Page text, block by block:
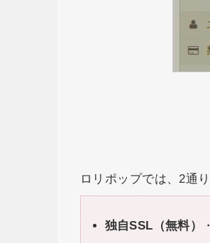
ロリポップでは、2通
独自SSL（無料）